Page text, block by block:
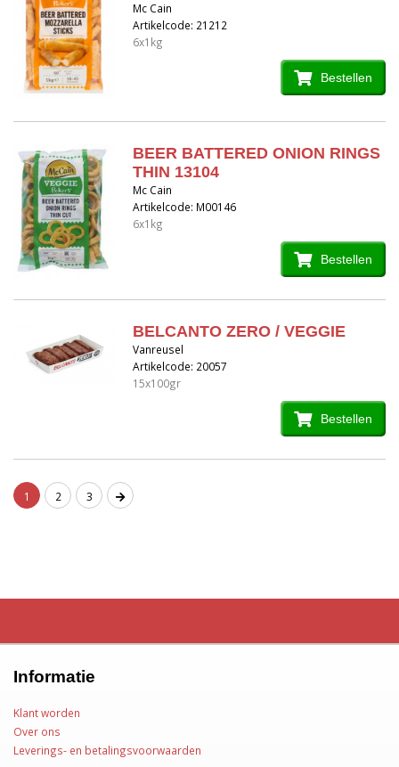
Mc Cain
Artikelcode: 21212
6x1kg
Bestellen
BEER BATTERED ONION RINGS
THIN 13104
Mc Cain
Artikelcode: M00146
6x1kg
Bestellen
BELCANTO ZERO / VEGGIE
Vanreusel
Artikelcode: 20057
15x100gr
Bestellen
1 2 3
Informatie
Klant worden
Over ons
Leverings- en betalingsvoorwaarden